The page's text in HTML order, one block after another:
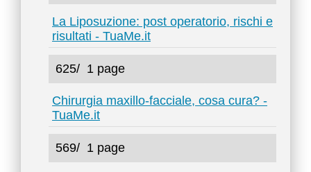
La Liposuzione: post operatorio, rischi e
risultati - TuaMe.it
625/ 1 page
Chirurgia maxillo-facciale, cosa cura? -
TuaMe.it
569/ 1 page